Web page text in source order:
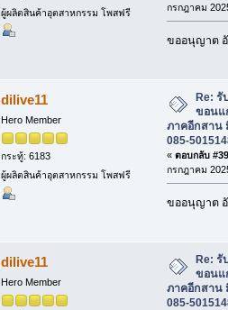
ผู้ผลิตสินค้าอุตสาหกรรม โพสฟรี
กรกฎาคม
ขออนุญาต
dilive11
Hero Member
กระทู้: 6183
ผู้ผลิตสินค้าอุตสาหกรรม โพสฟรี
Re: รั
ขอนแ
ภาคอีกสาน
085-
« ตอบกลับ
กรกฎาคม
ขออนุญาต
dilive11
Hero Member
Re: รั
ขอนแ
ภาคอีกสาน
085-